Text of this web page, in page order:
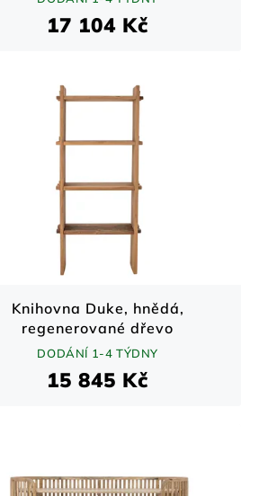
17 104 Kč
Knihovna Duke, hnědá,
regenerované dřevo
DODÁNÍ 1-4 TÝDNY
15 845 Kč